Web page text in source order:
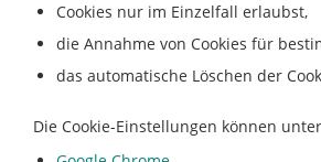
Cookies nur im Einzelfall erlaubst,
die Annahme von Cookies für
das automatische Löschen der
Die Cookie-Einstellungen können